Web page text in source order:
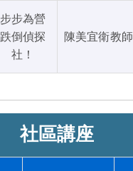
步步為營
跌倒偵探
社！
陳美宜衛教師
社區講座